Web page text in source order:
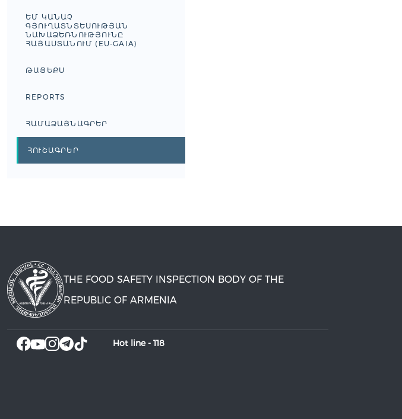
ԵՄ ԿԱՆԱՉ
ԳՅՈՒՂԱՏՆՏԵՍՈՒԹՅԱՆ
ՆԱԽԱՁԵՌՆՈՒԹՅՈՒՆԸ
ՀԱՅԱՍՏԱՆՈՒՄ (EU-GAIA)
ԹԱՅԵՔՍ
REPORTS
ՀԱՄԱՁԱՅՆԱԳՐԵՐ
ՀՈՒՇԱԳՐԵՐ
THE FOOD SAFETY INSPECTION BODY OF THE
REPUBLIC OF ARMENIA
Hot line - 118